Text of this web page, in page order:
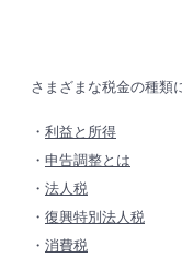
さまざまな税金の種類
・ 利益と所得
・ 申告調整とは
・ 法人税
・ 復興特別法人税
・ 消費税